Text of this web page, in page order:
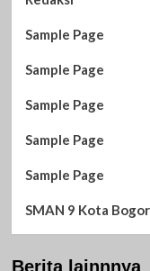
Sample Page
Sample Page
Sample Page
Sample Page
Sample Page
SMAN 9 Kota
Berita lainnnya